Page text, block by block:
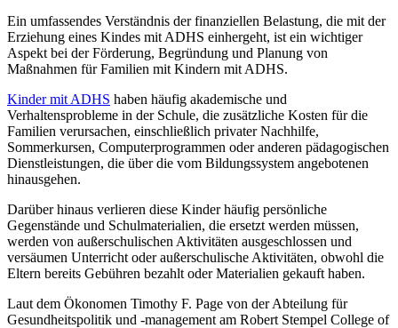
Ein umfassendes Verständnis der finanziellen Belastung, die mit der
Erziehung eines Kindes mit ADHS einhergeht, ist ein wichtiger
Aspekt bei der Förderung, Begründung und Planung von
Maßnahmen für Familien mit Kindern mit ADHS.
Kinder mit ADHS haben häufig akademische und
Verhaltensprobleme in der Schule, die zusätzliche Kosten für die
Familien verursachen, einschließlich privater Nachhilfe,
Sommerkursen, Computerprogrammen oder anderen pädagogischen
Dienstleistungen, die über die vom Bildungssystem angebotenen
hinausgehen.
Darüber hinaus verlieren diese Kinder häufig persönliche
Gegenstände und Schulmaterialien, die ersetzt werden müssen,
werden von außerschulischen Aktivitäten ausgeschlossen und
versäumen Unterricht oder außerschulische Aktivitäten, obwohl die
Eltern bereits Gebühren bezahlt oder Materialien gekauft haben.
Laut dem Ökonomen Timothy F. Page von der Abteilung für
Gesundheitspolitik und -management am Robert Stempel College of